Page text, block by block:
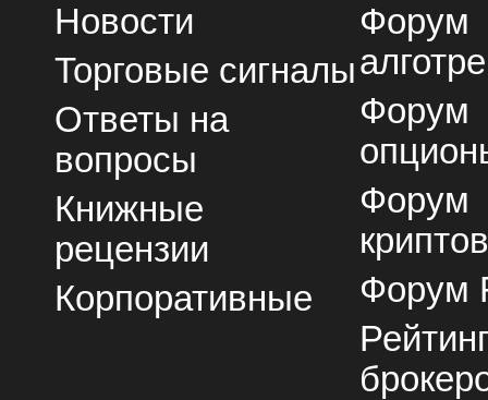
Новости
Торговые сигналы
Ответы на
вопросы
Книжные
рецензии
Корпоративные
Форум
Форум
Форум
Форум